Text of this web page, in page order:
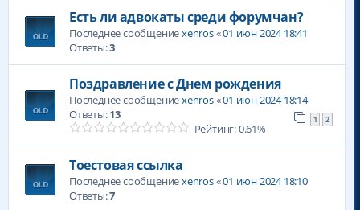
Есть ли адвокаты среди форумчан?
Последнее сообщениеxenros«01 июн 2024 18:41
Ответы:3
Поздравление с Днем рождения
Последнее сообщениеxenros«01 июн 2024 18:14
Ответы:13 1 2
Рейтинг: 0.61%
Тоестовая ссылка
Последнее сообщениеxenros«01 июн 2024 18:10
Ответы:7